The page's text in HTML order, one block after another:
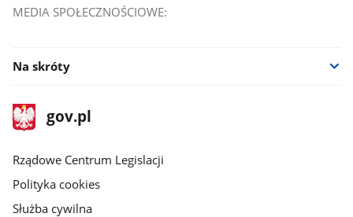
MEDIA SPOŁECZNOŚCIOWE:
Na skróty
stopka
gov.plStrona
gov.pl
Rządowe Centrum Legislacji
Polityka cookies
Służba cywilna